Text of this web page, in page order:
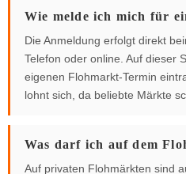
Wie melde ich mich für
Die Anmeldung erfolgt direkt
Telefon oder online. Auf dieser
eigenen Flohmarkt-Termin
lohnt sich, da beliebte Märkte
Was darf ich auf dem
Auf privaten Flohmärkten sind